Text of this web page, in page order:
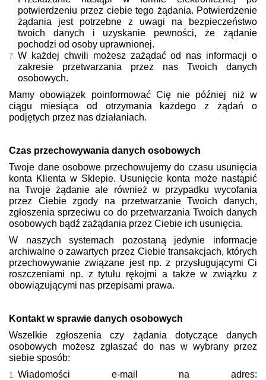
potwierdzeniu przez ciebie tego żądania. Potwierdzenie
żądania jest potrzebne z uwagi na bezpieczeństwo
twoich danych i uzyskanie pewności, że żądanie
pochodzi od osoby uprawnionej.
W każdej chwili możesz zażądać od nas informacji o
zakresie przetwarzania przez nas Twoich danych
osobowych.
Mamy obowiązek poinformować Cię nie później niż w
ciągu miesiąca od otrzymania każdego z żądań o
podjętych przez nas działaniach.
Czas przechowywania danych osobowych
Twoje dane osobowe przechowujemy do czasu usunięcia
konta Klienta w Sklepie. Usunięcie konta może nastąpić
na Twoje żądanie ale również w przypadku wycofania
przez Ciebie zgody na przetwarzanie Twoich danych,
zgłoszenia sprzeciwu co do przetwarzania Twoich danych
osobowych bądź zażądania przez Ciebie ich usunięcia.
W naszych systemach pozostaną jedynie informacje
archiwalne o zawartych przez Ciebie transakcjach, których
przechowywanie związane jest np. z przysługującymi Ci
roszczeniami np. z tytułu rękojmi a także w związku z
obowiązującymi nas przepisami prawa.
Kontakt w sprawie danych osobowych
Wszelkie zgłoszenia czy żądania dotyczące danych
osobowych możesz zgłaszać do nas w wybrany przez
siebie sposób:
Wiadomości e-mail na adres: